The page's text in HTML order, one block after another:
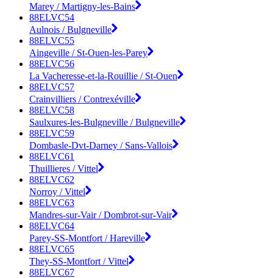
Marey / Martigny-les-Bains
88ELVC54
Aulnois / Bulgneville
88ELVC55
Aingeville / St-Ouen-les-Parey
88ELVC56
La Vacheresse-et-la-Rouillie / St-Ouen
88ELVC57
Crainvilliers / Contrexéville
88ELVC58
Saulxures-les-Bulgneville / Bulgneville
88ELVC59
Dombasle-Dvt-Darney / Sans-Vallois
88ELVC61
Thuillieres / Vittel
88ELVC62
Norroy / Vittel
88ELVC63
Mandres-sur-Vair / Dombrot-sur-Vair
88ELVC64
Parey-SS-Montfort / Hareville
88ELVC65
They-SS-Montfort / Vittel
88ELVC67